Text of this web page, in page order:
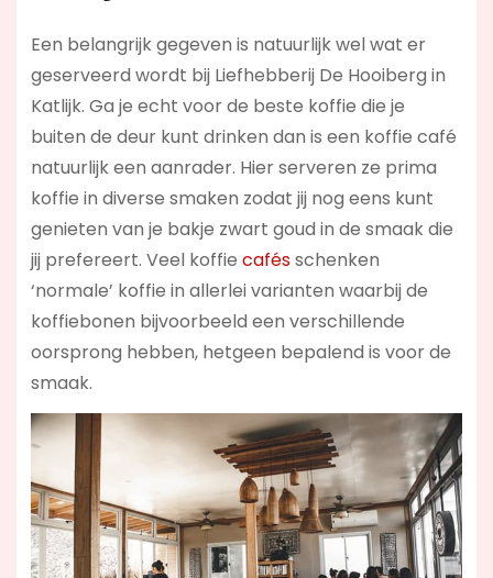
Een belangrijk gegeven is natuurlijk wel wat er
geserveerd wordt bij Liefhebberij De Hooiberg in
Katlijk. Ga je echt voor de beste koffie die je
buiten de deur kunt drinken dan is een koffie café
natuurlijk een aanrader. Hier serveren ze prima
koffie in diverse smaken zodat jij nog eens kunt
genieten van je bakje zwart goud in de smaak die
jij prefereert. Veel koffie cafésschenken
‘normale’ koffie in allerlei varianten waarbij de
koffiebonen bijvoorbeeld een verschillende
oorsprong hebben, hetgeen bepalend is voor de
smaak.